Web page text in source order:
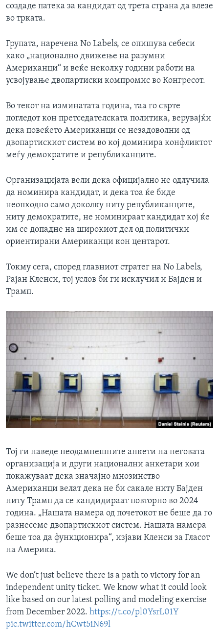
создаде патека за кандидат од трета страна да влезе
во трката.
Групата, наречена No Labels, се опишува себеси
како „национално движење на разумни
Американци“ и веќе неколку години работи на
усвојување двопартиски компромис во Конгресот.
Во текот на изминатата година, таа го сврте
погледот кон претседателската политика, верувајќи
дека повеќето Американци се незадоволни од
двопартискиот систем во кој доминира конфликтот
меѓу демократите и републиканците.
Организацијата вели дека официјално не одлучила
да номинира кандидат, и дека тоа ќе биде
неопходно само доколку ниту републиканците,
ниту демократите, не номинираат кандидат кој ќе
им се допадне на широкиот дел од политички
ориентирани Американци кон центарот.
Токму сега, според главниот стратег на No Labels,
Рајан Кленси, тој услов би ги исклучил и Бајден и
Трамп.
Тој ги наведе неодамнешните анкети на неговата
организација и други национални анкетари кои
покажуваат дека значајно мнозинство
Американци велат дека не би сакале ниту Бајден
ниту Трамп да се кандидираат повторно во 2024
година. „Нашата намера од почетокот не беше да го
разнесеме двопартискиот систем. Нашата намера
беше тоа да функционира“, изјави Кленси за Гласот
на Америка.
We don’t just believe there is a path to victory for an
independent unity ticket. We know what it could look
like based on our latest polling and modeling exercise
from December 2022. https://t.co/pl0YsrL01Y
pic.twitter.com/hCwt5iN69l